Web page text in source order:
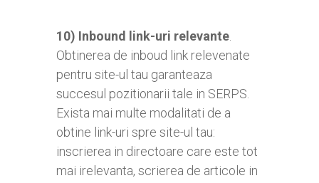
10) Inbound link-uri relevante
Obtinerea de inboud link relevenate
pentru site-ul tau garanteaza
succesul pozitionarii tale in SERPS.
Exista mai multe modalitati de a
obtine link-uri spre site-ul tau:
inscrierea in directoare care este tot
mai irelevanta, scrierea de articole in